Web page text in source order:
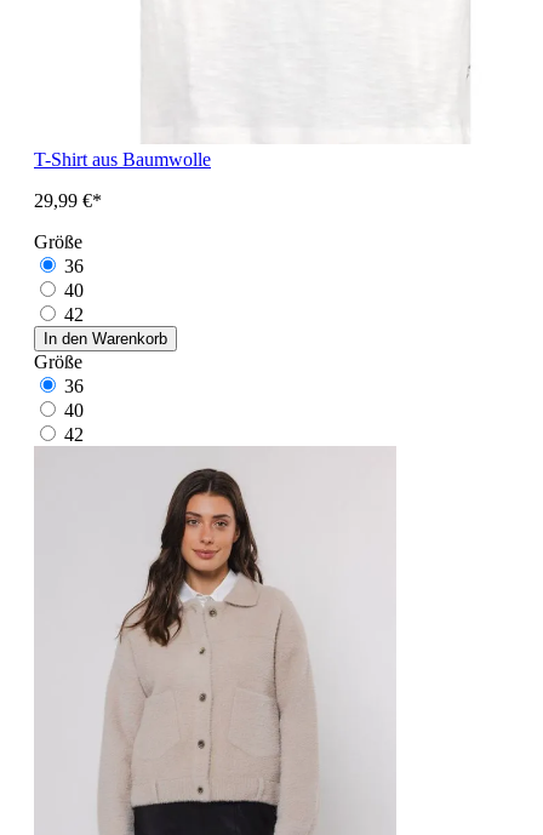
T-Shirt aus Baumwolle
29,99 €*
Größe
36
40
42
In den Warenkorb
Größe
36
40
42